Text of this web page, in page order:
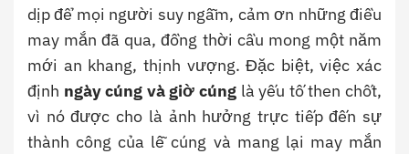
dịp để mọi người suy ngẫm, cảm ơn những điều
may mắn đã qua, đồng thời cầu mong một năm
mới an khang, thịnh vượng. Đặc biệt, việc xác
định ngày cúng và giờ cúng là yếu tố then chốt,
vì nó được cho là ảnh hưởng trực tiếp đến sự
thành công của lễ cúng và mang lại may mắn